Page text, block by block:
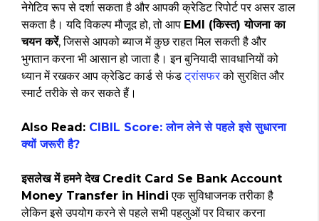
नेगेटिव रूप से दर्शा सकता है और आपकी क्रेडिट रिपोर्ट पर असर डाल
सकता है। यदि विकल्प मौजूद हो, तो आप EMI (किस्त) योजना का
चयन करें, जिससे आपको ब्याज में कुछ राहत मिल सकती है और
भुगतान करना भी आसान हो जाता है। इन बुनियादी सावधानियों को
ध्यान में रखकर आप क्रेडिट कार्ड से फंडट्रांसफरको सुरक्षित और
स्मार्ट तरीके से कर सकते हैं।
Also Read: CIBIL Score: लोन लेने से पहले इसे सुधारना
क्यों जरूरी है?
इसलेख में हमने देख Credit Card Se Bank Account
Money Transfer in Hindi एक सुविधाजनक तरीका है
लेकिन इसे उपयोग करने से पहले सभी पहलुओं पर विचार करना